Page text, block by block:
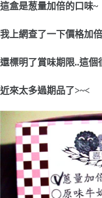
這盒是葱量加倍的口味~
我上網查了一下價格加
還標明了賞味期限..這個
近來太多過期品了>~<